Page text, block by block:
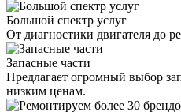
Большой спектр услуг
От диагностики двигателя до
Запасные части
Предлагает огромный выбор
низким ценам.